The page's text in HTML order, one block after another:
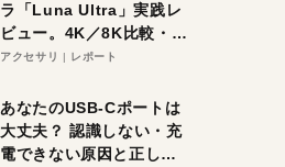
ラ「Luna Ultra」実践レ
ビュー。4K／8K比較・ズ
ーム・夜間撮影をチェッ
アクセサリ レポート
あなたのUSB-Cポートは
大丈夫？ 認識しない・充
電できない原因と正しい